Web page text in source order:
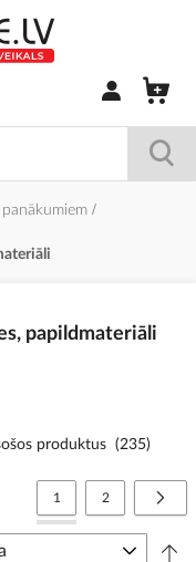
Pierakstīties/
papildmateriāli
produktus (235)
LapaYou're currently reading
1 Lapa
2